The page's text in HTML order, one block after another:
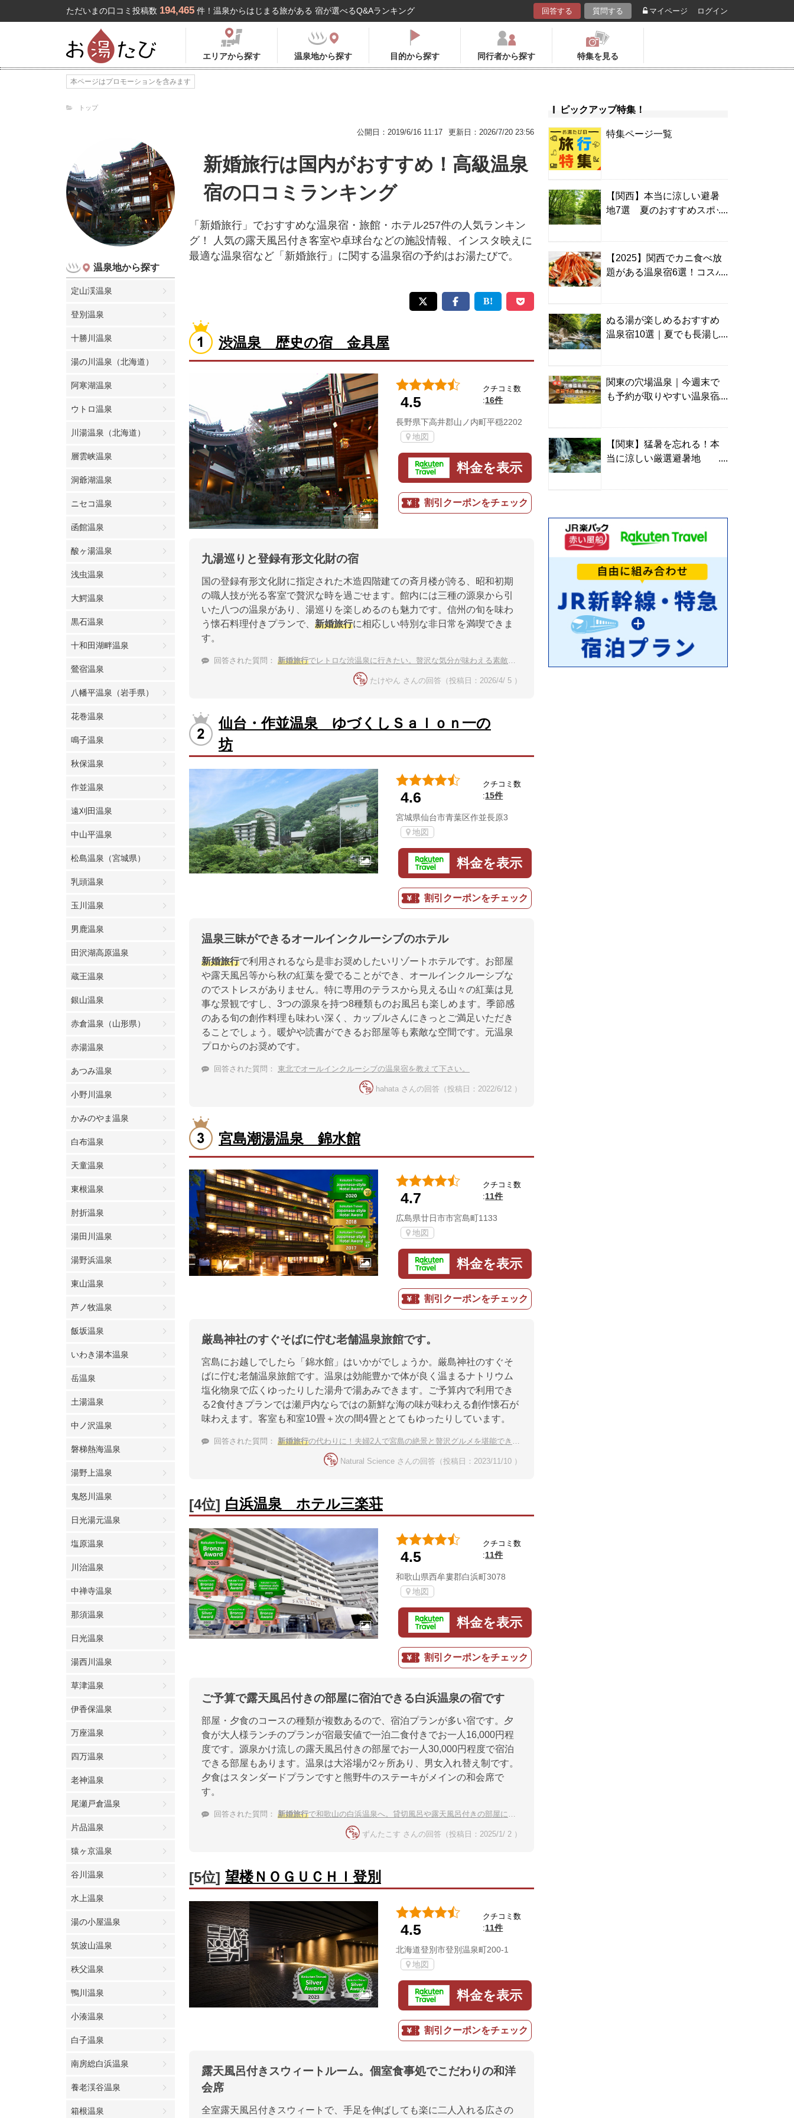
ただいまの口コミ投稿数 194,465 件！温泉からはじまる旅がある 宿が選べるQ&Aランキング 回答する 質問する マイページ ログイン
エリアから探す 温泉地から探す 目的から探す 同行者から探す 特集を見る
本ページはプロモーションを含みます
トップ
公開日：2019/6/16 11:17 更新日：2026/7/20 23:56
温泉地から探す
定山渓温泉
登別温泉
十勝川温泉
湯の川温泉（北海道）
阿寒湖温泉
ウトロ温泉
川湯温泉（北海道）
層雲峡温泉
洞爺湖温泉
ニセコ温泉
函館温泉
酸ヶ湯温泉
浅虫温泉
大鰐温泉
黒石温泉
十和田湖畔温泉
鶯宿温泉
八幡平温泉（岩手県）
花巻温泉
鳴子温泉
秋保温泉
作並温泉
遠刈田温泉
中山平温泉
松島温泉（宮城県）
乳頭温泉
玉川温泉
男鹿温泉
田沢湖高原温泉
蔵王温泉
銀山温泉
赤倉温泉（山形県）
赤湯温泉
あつみ温泉
小野川温泉
かみのやま温泉
白布温泉
天童温泉
東根温泉
肘折温泉
湯田川温泉
湯野浜温泉
東山温泉
芦ノ牧温泉
飯坂温泉
いわき湯本温泉
岳温泉
土湯温泉
中ノ沢温泉
磐梯熱海温泉
湯野上温泉
鬼怒川温泉
日光湯元温泉
塩原温泉
川治温泉
中禅寺温泉
那須温泉
日光温泉
湯西川温泉
草津温泉
伊香保温泉
万座温泉
四万温泉
老神温泉
尾瀬戸倉温泉
片品温泉
猿ヶ京温泉
谷川温泉
水上温泉
湯の小屋温泉
筑波山温泉
秩父温泉
鴨川温泉
小湊温泉
白子温泉
南房総白浜温泉
養老渓谷温泉
箱根温泉
新婚旅行は国内がおすすめ！高級温泉
宿の口コミランキング
「新婚旅行」でおすすめな温泉宿・旅館・ホテル257件の人気ランキン
グ！ 人気の露天風呂付き客室や卓球台などの施設情報、インスタ映えに
最適な温泉宿など「新婚旅行」に関する温泉宿の予約はお湯たびで。
渋温泉 歴史の宿 金具屋
4.5
クチコミ数
:16件
長野県下高井郡山ノ内町平穏2202
地図
料金を表示
割引クーポンをチェック
九湯巡りと登録有形文化財の宿
国の登録有形文化財に指定された木造四階建ての斉月楼が誇る、昭和初期
の職人技が光る客室で贅沢な時を過ごせます。館内には三種の源泉から引
いた八つの温泉があり、湯巡りを楽しめるのも魅力です。信州の旬を味わ
う懐石料理付きプランで、 新婚旅行に相応しい特別な非日常を満喫できま
す。
回答された質問： 新婚旅行でレトロな渋温泉に行きたい。贅沢な気分が味わえる素敵な宿を教えて！
たけやん さんの回答（投稿日：2026/4/ 5 ）
仙台・作並温泉 ゆづくしＳａｌｏｎ一の
坊
4.6
クチコミ数
:15件
宮城県仙台市青葉区作並長原3
地図
料金を表示
割引クーポンをチェック
温泉三昧ができるオールインクルーシブのホテル
新婚旅行で利用されるなら是非お奨めしたいリゾートホテルです。お部屋
や露天風呂等から秋の紅葉を愛でることができ、オールインクルーシブな
のでストレスがありません。特に専用のテラスから見える山々の紅葉は見
事な景観ですし、3つの源泉を持つ8種類ものお風呂も楽しめます。季節感
のある旬の創作料理も味わい深く、カップルさんにきっとご満足いただき
ることでしょう。暖炉や読書ができるお部屋等も素敵な空間です。元温泉
プロからのお奨めです。
回答された質問： 東北でオールインクルーシブの温泉宿を教えて下さい。
hahata さんの回答（投稿日：2022/6/12 ）
宮島潮湯温泉 錦水館
4.7
クチコミ数
:11件
広島県廿日市市宮島町1133
地図
料金を表示
割引クーポンをチェック
厳島神社のすぐそばに佇む老舗温泉旅館です。
宮島にお越しでしたら「錦水館」はいかがでしょうか。厳島神社のすぐそ
ばに佇む老舗温泉旅館です。温泉は効能豊かで体が良く温まるナトリウム
塩化物泉で広くゆったりした湯舟で湯あみできます。ご予算内で利用でき
る2食付きプランでは瀬戸内ならではの新鮮な海の味が味わえる創作懐石が
味わえます。客室も和室10畳＋次の間4畳ととてもゆったりしています。
回答された質問： 新婚旅行の代わりに！夫婦2人で宮島の絶景と贅沢グルメを堪能できる宿
Natural Science さんの回答（投稿日：2023/11/10 ）
[4位] 白浜温泉 ホテル三楽荘
4.5
クチコミ数
:11件
和歌山県西牟婁郡白浜町3078
地図
料金を表示
割引クーポンをチェック
ご予算で露天風呂付きの部屋に宿泊できる白浜温泉の宿です
部屋・夕食のコースの種類が複数あるので、宿泊プランが多い宿です。夕
食が大人様ランチのプランが宿最安値で一泊二食付きでお一人16,000円程
度です。源泉かけ流しの露天風呂付きの部屋でお一人30,000円程度で宿泊
できる部屋もあります。温泉は大浴場が2ヶ所あり、男女入れ替え制です。
夕食はスタンダードプランですと熊野牛のステーキがメインの和会席で
す。
回答された質問： 新婚旅行で和歌山の白浜温泉へ。貸切風呂や露天風呂付きの部屋に泊まれる高級宿は？
ずんたこす さんの回答（投稿日：2025/1/ 2 ）
[5位] 望楼ＮＯＧＵＣＨＩ登別
4.5
クチコミ数
:11件
北海道登別市登別温泉町200-1
地図
料金を表示
割引クーポンをチェック
露天風呂付きスウィートルーム。個室食事処でこだわりの和洋
会席
全室露天風呂付きスウィートで、手足を伸ばしても楽に二人入れる広さの
ピックアップ特集！
特集ページ一覧
【関西】本当に涼しい避暑
地7選 夏のおすすめスポッ
【2025】関西でカニ食べ放
題がある温泉宿6選！コスパ
ぬる湯が楽しめるおすすめ
温泉宿10選｜夏でも長湯し
関東の穴場温泉｜今週末で
も予約が取りやすい温泉宿
【関東】猛暑を忘れる！本
当に涼しい厳選避暑地